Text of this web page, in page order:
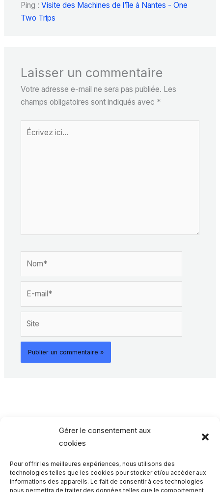
Gérer le consentement aux
cookies
Pour offrir les meilleures expériences, nous utilisons des
technologies telles que les cookies pour stocker et/ou accéder aux
informations des appareils. Le fait de consentir à ces technologies
nous permettra de traiter des données telles que le comportement
Ping : Visite des Machines de l’île à Nantes - One
Two Trips
Laisser un commentaire
Votre adresse e-mail ne sera pas publiée. Les
champs obligatoires sont indiqués avec *
Écrivez
Rechercher…